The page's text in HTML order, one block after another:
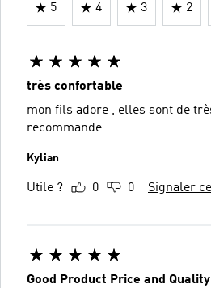
5 4 3 2
très confortable
mon fils adore , elles sont de
recommande
Kylian
Utile ? 0 0 Signaler
Good Product Price and Quality